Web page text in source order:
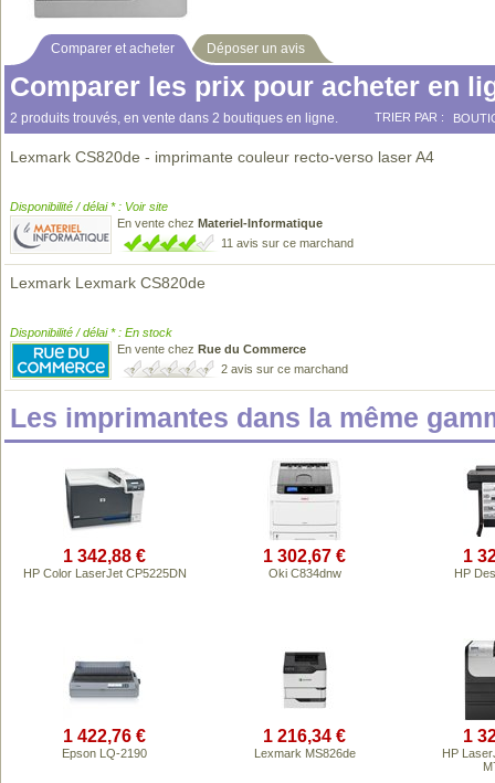
Comparer et acheter Déposer un avis
Comparer les prix pour acheter en
2 produits trouvés, en vente dans 2 boutiques en ligne. TRIER PAR :
Lexmark CS820de - imprimante couleur recto-verso laser A4
Disponibilité / délai * : Voir site
En vente chez Materiel-Informatique
11 avis sur ce marchand
Lexmark Lexmark CS820de
Disponibilité / délai * : En stock
En vente chez Rue du Commerce
2 avis sur ce marchand
Les imprimantes dans la même
1 342,88 €
HP Color LaserJet CP5225DN
1 302,67 €
Oki C834dnw
1
HP
1 422,76 €
Epson LQ-2190
1 216,34 €
Lexmark MS826de
1
HP